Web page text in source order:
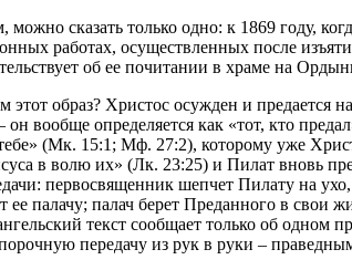
можно сказать только одно: к 1869 году,
работах, осуществленных после
об ее почитании в храме на
этот образ? Христос осужден и предается
он вообще определяется как «тот, кто
(Мк. 15:1; Мф. 27:2), которому уже
в волю их» (Лк. 23:25) и Пилат вновь
первосвященник шепчет Пилату на
ее палачу; палач берет Преданного в
текст сообщает только об
передачу из рук в руки –